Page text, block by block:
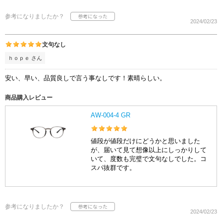
参考になりましたか？
2024/02/23
文句なし
ｈｏｐｅ さん
安い、早い、品質良しで言う事なしです！素晴らしい。
商品購入レビュー
AW-004-4 GR
値段が値段だけにどうかと思いました
が、届いて見て想像以上にしっかりして
いて、度数も完璧で文句なしでした。コ
スパ抜群です。
参考になりましたか？
2024/02/23